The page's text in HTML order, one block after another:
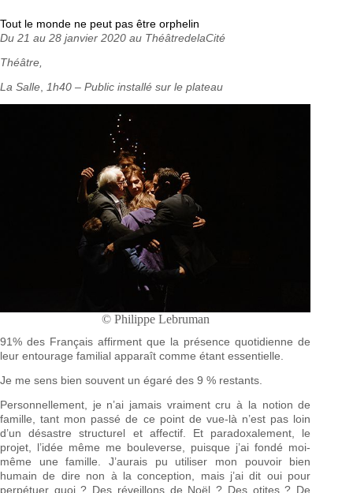
Tout le monde ne peut pas être orphelin
Du 21 au 28 janvier 2020 au ThéâtredelaCité
Théâtre,
La Salle
1h40 – Public installé sur le plateau
© Philippe Lebruman
91% des Français affirment que la présence quotidienne de
leur entourage familial apparaît comme étant essentielle.
Je me sens bien souvent un égaré des 9 % restants.
Personnellement, je n’ai jamais vraiment cru à la notion de
famille, tant mon passé de ce point de vue-là n’est pas loin
d’un désastre structurel et affectif. Et paradoxalement, le
projet, l’idée même me bouleverse, puisque j’ai fondé moi-
même une famille. J’aurais pu utiliser mon pouvoir bien
humain de dire non à la conception, mais j’ai dit oui pour
perpétuer quoi ? Des réveillons de Noël ? Des otites ? De